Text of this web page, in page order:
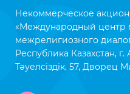
Некоммерческое
«Международный центр
межрелигиозного
Республика Казахстан, г.
Тәуелсіздік, 57, Дворец